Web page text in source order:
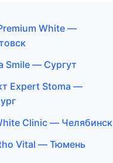
White —
Smile — Сургут
Expert Stoma —
Clinic — Челябинск
Vital — Тюмень